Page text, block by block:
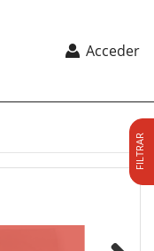
Acceder
FILTRAR